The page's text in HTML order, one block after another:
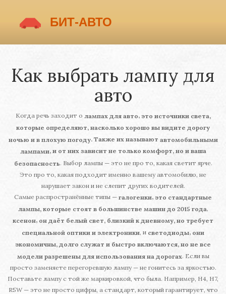
Как выбрать лампу для
авто
Когда речь заходит о лампах для авто, это источники света,
которые определяют, насколько хорошо вы видите дорогу
ночью и в плохую погоду. Также их называют автомобильными
лампами, и от них зависит не только комфорт, но и ваша
безопасность. Выбор лампы — это не про то, какая светит ярче.
Это про то, какая подходит именно вашему автомобилю, не
нарушает закон и не слепит других водителей.
Самые распространённые типы — галогенки, это стандартные
лампы, которые стоят в большинстве машин до 2015 года
ксенон, он даёт белый свет, близкий к дневному, но требует
специальной оптики и электроники , и светодиоды, они
экономичны, долго служат и быстро включаются, но не все
модели разрешены для использования на дорогах. Если вы
просто заменяете перегоревшую лампу — не гонитесь за яркостью.
Поставьте лампу с той же маркировкой, что была. Например, H4, H7,
R5W — это не просто цифры, а стандарт, который гарантирует, что